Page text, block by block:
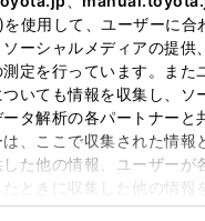
使用して、ユーザーに合
ーシャルメディアの提供
定を行っています。また
いても情報を収集し、ソ
タ解析の各パートナーと
、ここで収集された情報
た他の情報、ユーザーが
ときに収集した他の情報
ます。当ウェブサイトの
売店へのお問
に関するお問い
車検査証（車検